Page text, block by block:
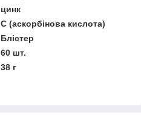
цинк
С (аскорбінова кислота)
Блістер
60 шт.
38 г